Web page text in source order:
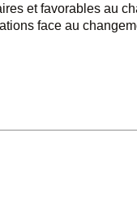
et favorables au
face au